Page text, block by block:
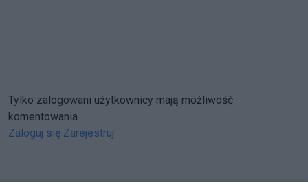
Tylko zalogowani użytkownicy mają możliwość
komentowania
Zaloguj się Zarejestruj